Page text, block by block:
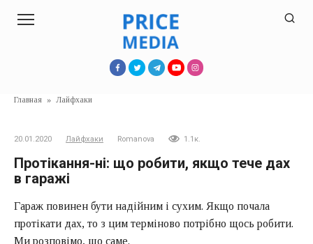
Главная » Лайфхаки
20.01.2020 Лайфхаки Romanova 1.1к.
Протікання-ні: що робити, якщо тече дах
в гаражі
Гараж повинен бути надійним і сухим. Якщо почала
протікати дах, то з цим терміново потрібно щось робити.
Ми розповімо, що саме.